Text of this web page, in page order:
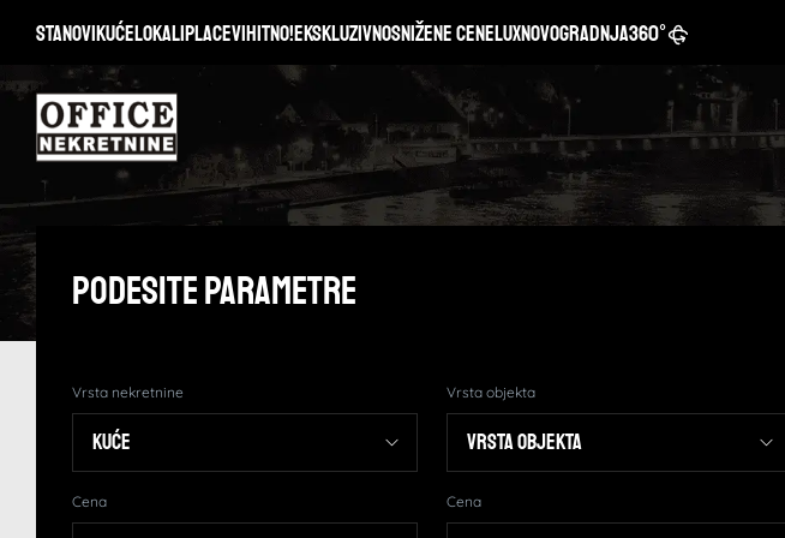
StanoviKućeLokaliPlaceviHitno!EkskluzivnoSnižene ceneLuxNovogradnja360°
Podesite Parametre
Vrsta nekretnine Vrsta objekta
Cena Cena